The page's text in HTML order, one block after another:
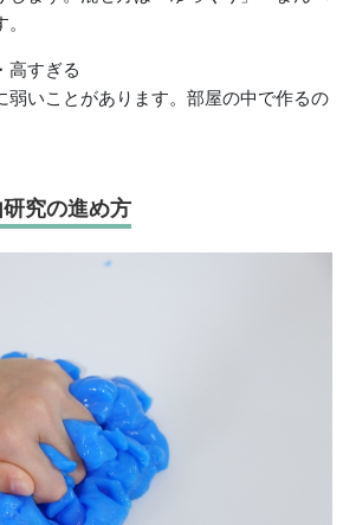
高すぎる
いことがあります。部屋の中で作るの
究の進め方